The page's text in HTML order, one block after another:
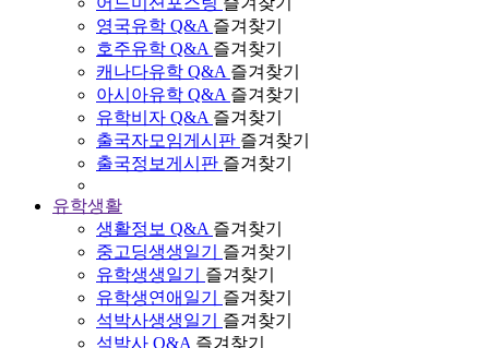
영국유학 Q&A 즐겨찾기
호주유학 Q&A 즐겨찾기
캐나다유학 Q&A 즐겨찾기
아시아유학 Q&A 즐겨찾기
유학비자 Q&A 즐겨찾기
출국자모임게시판 즐겨찾기
출국정보게시판 즐겨찾기
유학생활
생활정보 Q&A 즐겨찾기
중고딩생생일기
즐겨찾기
유학생생일기
즐겨찾기
유학생연애일기
즐겨찾기
석박사생생일기
즐겨찾기
석박사 Q&A 즐겨찾기